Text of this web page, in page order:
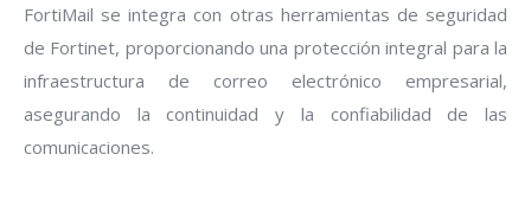
FortiMail se integra con otras herramientas de seguridad
de Fortinet, proporcionando una protección integral para la
infraestructura de correo electrónico empresarial,
asegurando la continuidad y la confiabilidad de las
comunicaciones.